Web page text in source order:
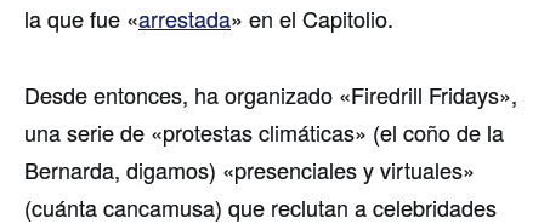
la que fue «arrestada» en el Capitolio.
Desde entonces, ha organizado «Firedrill Fridays»,
una serie de «protestas climáticas» (el coño de la
Bernarda, digamos) «presenciales y virtuales»
(cuánta cancamusa) que reclutan a celebridades